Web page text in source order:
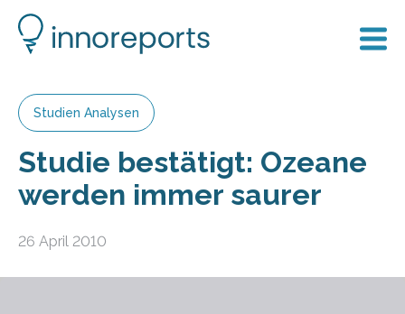
Studien Analysen
Studie bestätigt: Ozeane
werden immer saurer
26 April 2010